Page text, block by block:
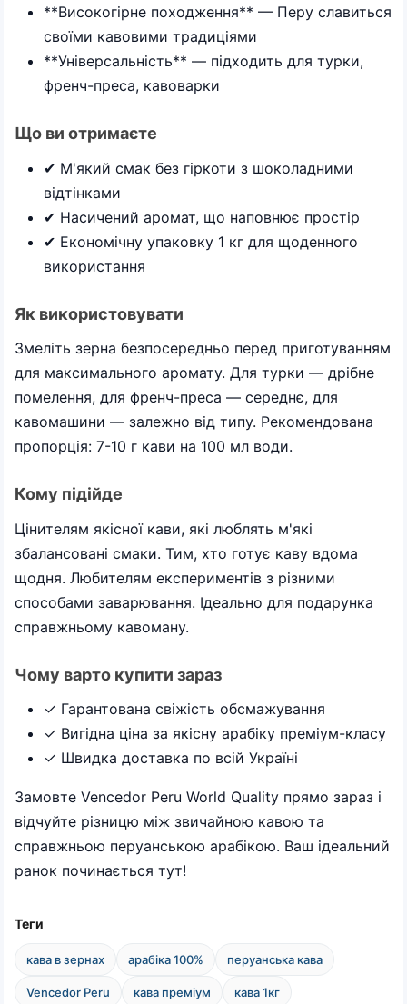
**Високогірне походження** — Перу славиться
своїми кавовими традиціями
**Універсальність** — підходить для турки,
френч-преса, кавоварки
Що ви отримаєте
✔ М'який смак без гіркоти з шоколадними
відтінками
✔ Насичений аромат, що наповнює простір
✔ Економічну упаковку 1 кг для щоденного
використання
Як використовувати
Змеліть зерна безпосередньо перед приготуванням
для максимального аромату. Для турки — дрібне
помелення, для френч-преса — середнє, для
кавомашини — залежно від типу. Рекомендована
пропорція: 7-10 г кави на 100 мл води.
Кому підійде
Цінителям якісної кави, які люблять м'які
збалансовані смаки. Тим, хто готує каву вдома
щодня. Любителям експериментів з різними
способами заварювання. Ідеально для подарунка
справжньому кавоману.
Чому варто купити зараз
✓ Гарантована свіжість обсмажування
✓ Вигідна ціна за якісну арабіку преміум-класу
✓ Швидка доставка по всій Україні
Замовте Vencedor Peru World Quality прямо зараз і
відчуйте різницю між звичайною кавою та
справжньою перуанською арабікою. Ваш ідеальний
ранок починається тут!
Теги
кава в зернах арабіка 100% перуанська кава
Vencedor Peru кава преміум кава 1кг